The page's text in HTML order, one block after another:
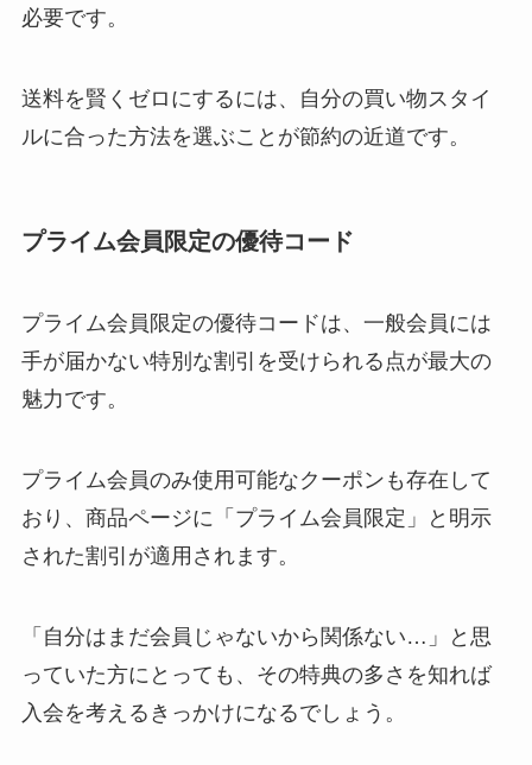
必要です。
送料を賢くゼロにするには、自分の買い物スタイ
ルに合った方法を選ぶことが節約の近道です。
プライム会員限定の優待コード
プライム会員限定の優待コードは、一般会員には
手が届かない特別な割引を受けられる点が最大の
魅力です。
プライム会員のみ使用可能なクーポンも存在して
おり、商品ページに「プライム会員限定」と明示
された割引が適用されます。
「自分はまだ会員じゃないから関係ない…」と思
っていた方にとっても、その特典の多さを知れば
入会を考えるきっかけになるでしょう。